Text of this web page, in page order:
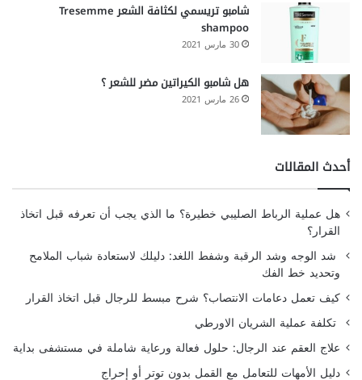
شامبو تريسمي لكثافة الشعر Tresemme
shampoo
30 مارس 2021
هل شامبو الكيراتين مضر للشعر ؟
26 مارس 2021
أحدث المقالات
هل عملية الرباط الصليبي خطيرة؟ ما الذي يجب أن تعرفه قبل اتخاذ
القرار؟
شد الوجه وشد الرقبة وشفط اللغد: دليلك لاستعادة شباب الملامح
وتحديد خط الفك
كيف تعمل دعامات الانتصاب؟ شرح مبسط للرجال قبل اتخاذ القرار
تكلفة عملية الشريان الاورطي
علاج العقم عند الرجال: حلول فعالة ورعاية شاملة في مستشفى بداية
دليل الأمهات للتعامل مع القمل بدون توتر أو إحراج